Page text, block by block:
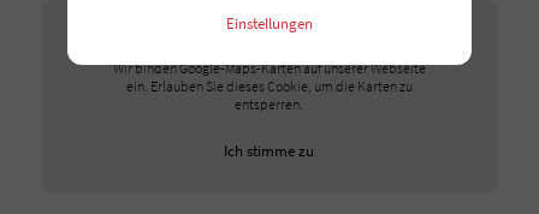
Google Maps
Wir binden Google-Maps-Karten auf unserer Webseite
ein. Erlauben Sie dieses Cookie, um die Karten zu
entsperren.
Ich stimme zu
Einstellungen